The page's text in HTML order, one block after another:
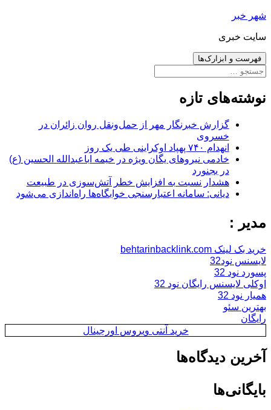
رفتن
نوشته‌ها
شهر خبر
سایت خبری
فهرست و ابزارک‌ها
جستجو
نوشته‌های تازه
گزارش خبرنگار مهر از حمل‌ونقل روان زائران در
خسروی
انهدام ۷۴۰ پهپاد اوکراینی طی یک روز
خادمی نیروهای یگان ویژه در خیمه اباعبدالله الحسین (ع)
در بجنورد
هشدار نسبت به افزایش خطر آتش‌سوزی در طبیعت
دیانی: سامانه اعتبارسنجی خوابگاه‌ها راه‌اندازی می‌شود
مدیر :
خرید بک لینک behtarinbacklink.com
لایسنس نود32
پسورد نود 32
اوکلی لایسنس رایگان نود 32
همیار نود 32
بهترین سئو
رایگان
خرید آنتی ویروس اورجینال
آخرین دیدگاه‌ها
بایگانی‌ها